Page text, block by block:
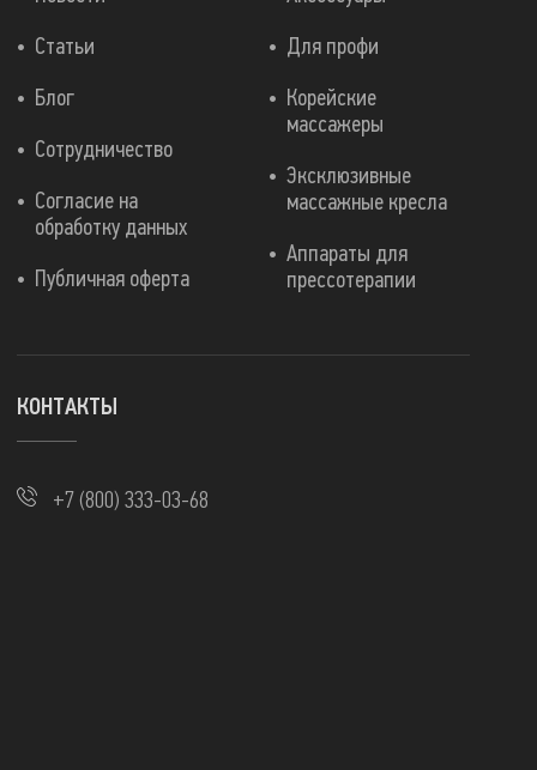
Для профи
Корейские
массажеры
Эксклюзивные
массажные кресла
Аппараты для
прессотерапии
Статьи
Блог
Сотрудничество
Согласие на
обработку данных
Публичная оферта
КОНТАКТЫ
+7 (800) 333-03-68